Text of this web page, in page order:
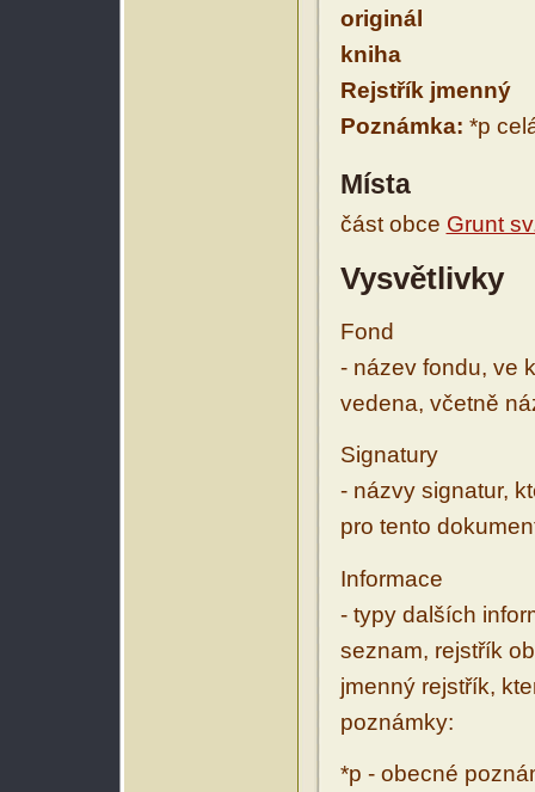
originál
kniha
Rejstřík jmenný
Poznámka: *p
Místa
část obce Grunt
Vysvětlivky
Fond
- název fondu, ve
vedena, včetně
Signatury
- názvy signatur,
pro tento
Informace
- typy dalších
seznam, rejstřík
jmenný rejstřík,
poznámky:
*p - obecné